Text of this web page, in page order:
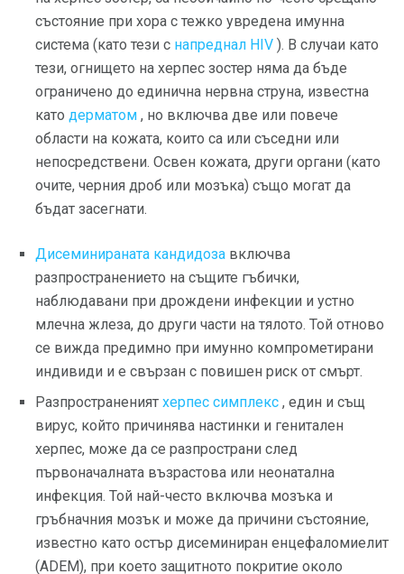
състояние при хора с тежко увредена имунна
система (като тези с напреднал HIV ). В случаи като
тези, огнището на херпес зостер няма да бъде
ограничено до единична нервна струна, известна
като дерматом , но включва две или повече
области на кожата, които са или съседни или
непосредствени. Освен кожата, други органи (като
очите, черния дроб или мозъка) също могат да
бъдат засегнати.
Дисеминираната кандидоза включва
разпространението на същите гъбички,
наблюдавани при дрождени инфекции и устно
млечна жлеза, до други части на тялото. Той отново
се вижда предимно при имунно компрометирани
индивиди и е свързан с повишен риск от смърт.
Разпространеният херпес симплекс , един и същ
вирус, който причинява настинки и генитален
херпес, може да се разпространи след
първоначалната възрастова или неонатална
инфекция. Той най-често включва мозъка и
гръбначния мозък и може да причини състояние,
известно като остър дисеминиран енцефаломиелит
(ADEM), при което защитното покритие около